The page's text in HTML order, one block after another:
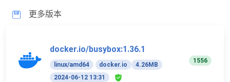
更多版本
docker.io/busybox:1.36.1
linux/amd64 docker.io
4.26MB
2024-06-12 13:31
1556